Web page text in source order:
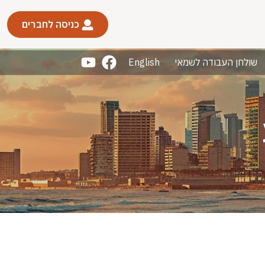
כניסה לחברים
שולחן העבודה לשמאי English